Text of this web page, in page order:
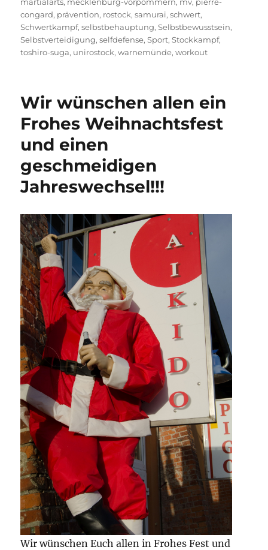
martialarts, mecklenburg-vorpommern, mv, pierre-
congard, prävention, rostock,samurai,schwert,
Schwertkampf,selbstbehauptung,Selbstbewusstsein,
Selbstverteidigung,selfdefense,Sport,Stockkampf,
toshiro-suga, unirostock,warnemünde,workout
Wir wünschen allen ein
Frohes Weihnachtsfest
und einen
geschmeidigen
Jahreswechsel!!!
Wir wünschen Euch allen in Frohes Fest und